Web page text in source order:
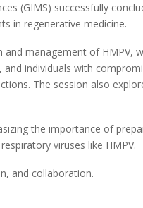
(GIMS) successfully
in regenerative medicine.
management of HMPV,
individuals with
The session also
the importance of
viruses like HMPV.
and collaboration.